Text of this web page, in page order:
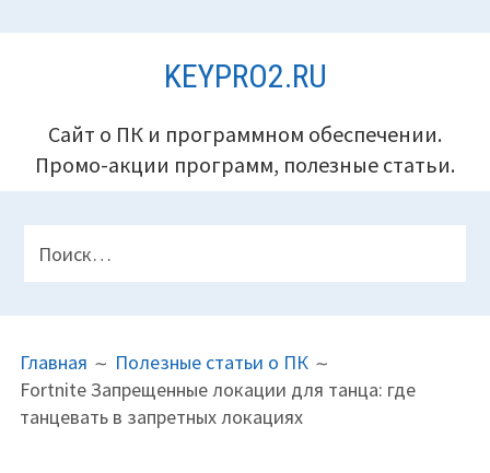
KEYPRO2.RU
Сайт о ПК и программном обеспечении.
Промо-акции программ, полезные статьи.
ВЕРХНЕГО
КОЛОНТИТУЛА
Найти:
НА
САЙТЕ
Главная
Полезные статьи о ПК
Fortnite Запрещенные локации для танца: где
танцевать в запретных локациях